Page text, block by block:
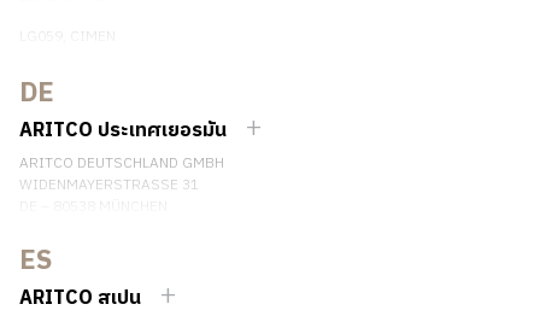
LG059, CIMEN
SHANGHAI, CHINA
EMAIL:INFO.CHINA@ARITCO.COM
เบอร์โทรศัพท์: +86 400 6233 121
ติดต่อเรา
DE
ARITCO ประเทศเยอรมัน
ARITCO DEUTSCHLAND GMBH
WIDENMAYERSTRASSE 31
เบอร์โทรศัพท์: +49 7123 9597272
ติดต่อเรา
ES
ARITCO สเปน